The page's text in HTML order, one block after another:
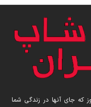
که جای آنها در زندگی شما